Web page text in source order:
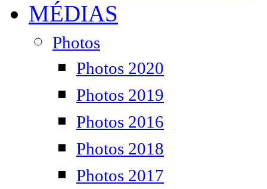
MÉDIAS
Photos
Photos 2020
Photos 2019
Photos 2016
Photos 2018
Photos 2017